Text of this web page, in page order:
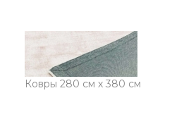
Ковры 280 см х 380 см